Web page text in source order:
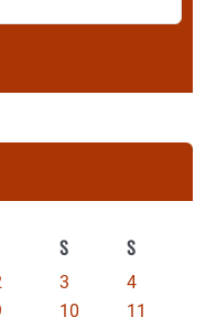
S S
3
4
10
11